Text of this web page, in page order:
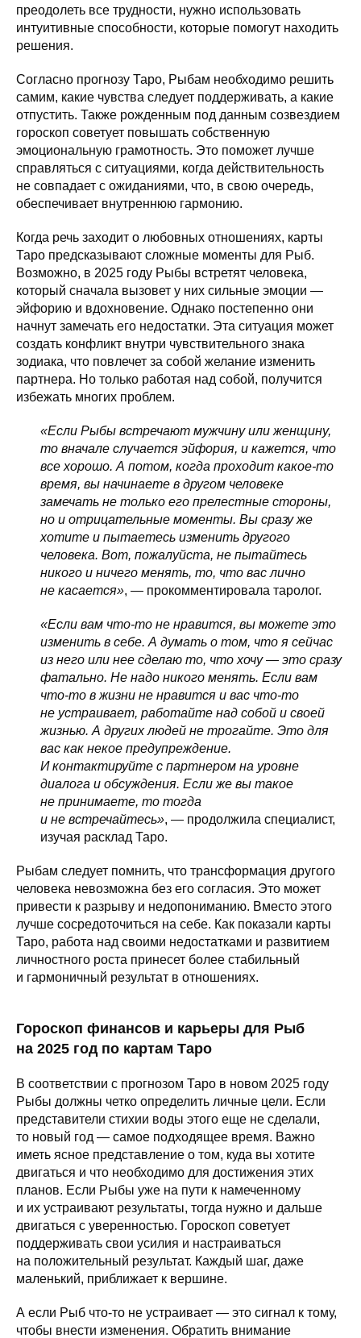
преодолеть все трудности, нужно использовать
интуитивные способности, которые помогут находить
решения.
Согласно прогнозу Таро, Рыбам необходимо решить
самим, какие чувства следует поддерживать, а какие
отпустить. Также рожденным под данным созвездием
гороскоп советует повышать собственную
эмоциональную грамотность. Это поможет лучше
справляться с ситуациями, когда действительность
не совпадает с ожиданиями, что, в свою очередь,
обеспечивает внутреннюю гармонию.
Когда речь заходит о любовных отношениях, карты
Таро предсказывают сложные моменты для Рыб.
Возможно, в 2025 году Рыбы встретят человека,
который сначала вызовет у них сильные эмоции —
эйфорию и вдохновение. Однако постепенно они
начнут замечать его недостатки. Эта ситуация может
создать конфликт внутри чувствительного знака
зодиака, что повлечет за собой желание изменить
партнера. Но только работая над собой, получится
избежать многих проблем.
«Если Рыбы встречают мужчину или женщину,
то вначале случается эйфория, и кажется, что
все хорошо. А потом, когда проходит какое-то
время, вы начинаете в другом человеке
замечать не только его прелестные стороны,
но и отрицательные моменты. Вы сразу же
хотите и пытаетесь изменить другого
человека. Вот, пожалуйста, не пытайтесь
никого и ничего менять, то, что вас лично
не касается», — прокомментировала таролог.
«Если вам что-то не нравится, вы можете это
изменить в себе. А думать о том, что я сейчас
из него или нее сделаю то, что хочу — это сразу
фатально. Не надо никого менять. Если вам
что-то в жизни не нравится и вас что-то
не устраивает, работайте над собой и своей
жизнью. А других людей не трогайте. Это для
вас как некое предупреждение.
И контактируйте с партнером на уровне
диалога и обсуждения. Если же вы такое
не принимаете, то тогда
и не встречайтесь», — продолжила специалист,
изучая расклад Таро.
Рыбам следует помнить, что трансформация другого
человека невозможна без его согласия. Это может
привести к разрыву и недопониманию. Вместо этого
лучше сосредоточиться на себе. Как показали карты
Таро, работа над своими недостатками и развитием
личностного роста принесет более стабильный
и гармоничный результат в отношениях.
Гороскоп финансов и карьеры для Рыб
на 2025 год по картам Таро
В соответствии с прогнозом Таро в новом 2025 году
Рыбы должны четко определить личные цели. Если
представители стихии воды этого еще не сделали,
то новый год — самое подходящее время. Важно
иметь ясное представление о том, куда вы хотите
двигаться и что необходимо для достижения этих
планов. Если Рыбы уже на пути к намеченному
и их устраивают результаты, тогда нужно и дальше
двигаться с уверенностью. Гороскоп советует
поддерживать свои усилия и настраиваться
на положительный результат. Каждый шаг, даже
маленький, приближает к вершине.
А если Рыб что-то не устраивает — это сигнал к тому,
чтобы внести изменения. Обратить внимание